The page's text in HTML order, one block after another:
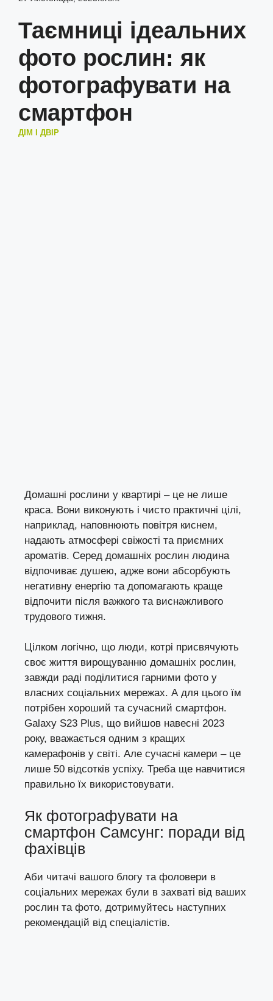
Таємниці ідеальних
фото рослин: як
фотографувати на
смартфон
ДІМ І ДВІР
Домашні рослини у квартирі – це не лише
краса. Вони виконують і чисто практичні цілі,
наприклад, наповнюють повітря киснем,
надають атмосфері свіжості та приємних
ароматів. Серед домашніх рослин людина
відпочиває душею, адже вони абсорбують
негативну енергію та допомагають краще
відпочити після важкого та виснажливого
трудового тижня.
Цілком логічно, що люди, котрі присвячують
своє життя вирощуванню домашніх рослин,
завжди раді поділитися гарними фото у
власних соціальних мережах. А для цього їм
потрібен хороший та сучасний смартфон.
Galaxy S23 Plus, що вийшов навесні 2023
року, вважається одним з кращих
камерафонів у світі. Але сучасні камери – це
лише 50 відсотків успіху. Треба ще навчитися
правильно їх використовувати.
Як фотографувати на
смартфон Самсунг: поради від
фахівців
Аби читачі вашого блогу та фоловери в
соціальних мережах були в захваті від ваших
рослин та фото, дотримуйтесь наступних
рекомендацій від спеціалістів.